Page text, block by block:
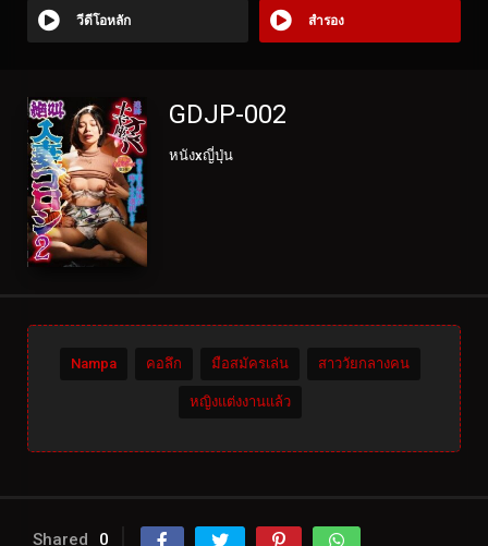
วีดีโอหลัก สำรอง
GDJP-002
หนังxญี่ปุ่น
Nampa คอลึก มือสมัครเล่น สาววัยกลางคน
หญิงแต่งงานแล้ว
Shared 0